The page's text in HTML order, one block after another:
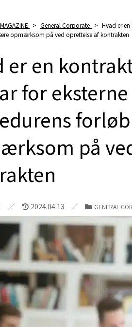
> General Corporate > Hvad er
opmærksom på ved oprettelse af kontrakten
er en
for
på
2024.04.13 GENERAL